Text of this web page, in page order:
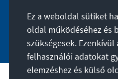
Jetzt
Ez a weboldal sütiket
oldal működéséhez és
szükségesek.
felhasználói adatokat
elemzéshez és külső